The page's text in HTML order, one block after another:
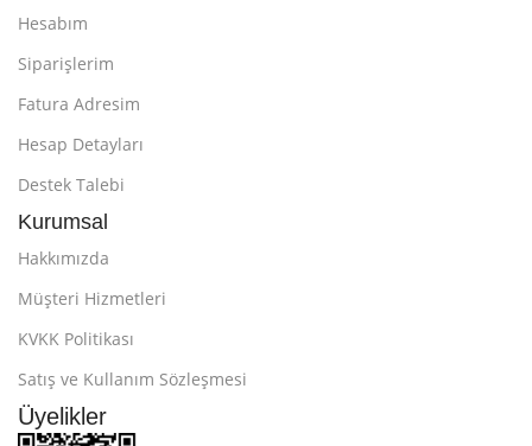
Hesabım
Siparişlerim
Fatura Adresim
Hesap Detayları
Destek Talebi
Kurumsal
Hakkımızda
Müşteri Hizmetleri
KVKK Politikası
Satış ve Kullanım Sözleşmesi
Üyelikler